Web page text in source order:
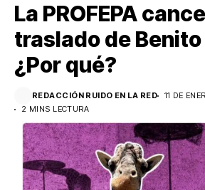
La PROFEPA
traslado de
¿Por qué?
REDACCIÓN RUIDO EN LA RED
11 DE
2 MINS LECTURA